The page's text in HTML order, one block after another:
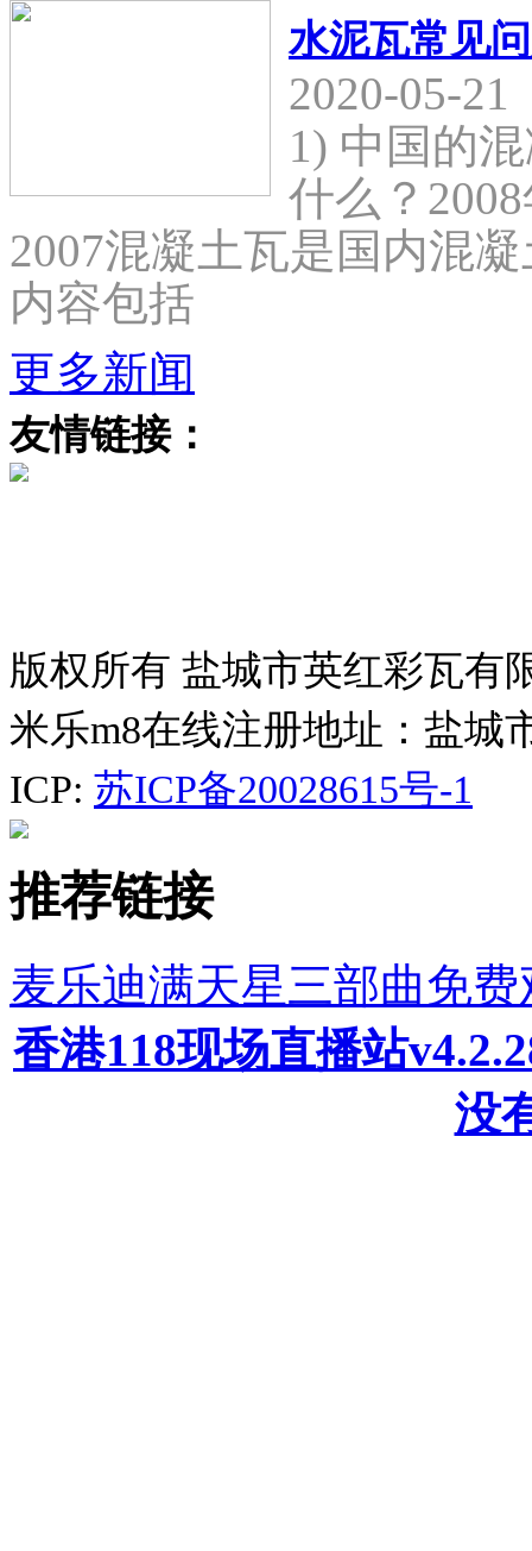
水泥瓦常见
2020-05-21
1) 中国的
什么？
2007混凝土瓦是国内混
内容包括
更多新闻
友情链接：
版权所有 盐城市英红彩瓦有
米乐m8在线注册地址：盐城
ICP: 苏ICP备20028615号-1
推荐链接
麦乐迪满天星三部曲免
香港118现场直播站
没